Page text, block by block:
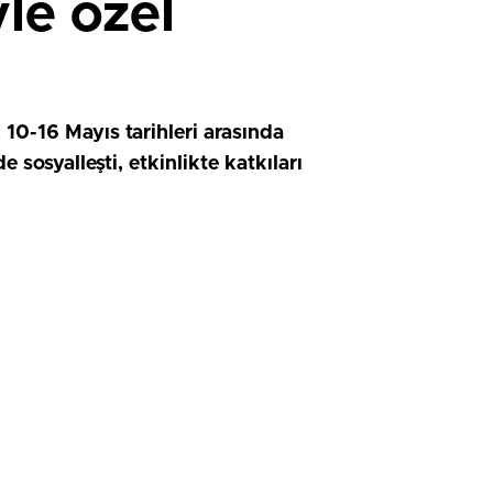
özel
16 Mayıs tarihleri arasında
sosyalleşti, etkinlikte katkıları